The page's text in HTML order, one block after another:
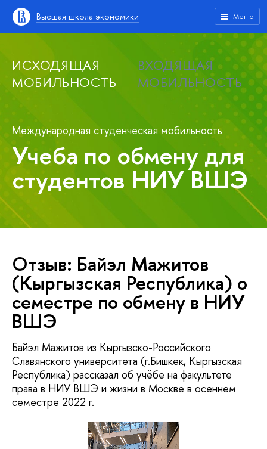
Высшая школа экономики Меню
ИСХОДЯЩАЯ
МОБИЛЬНОСТЬ
ВХОДЯЩАЯ
МОБИЛЬНОСТЬ
Международная студенческая мобильность
Учеба по обмену для
студентов НИУ ВШЭ
Отзыв: Байэл Мажитов
(Кыргызская Республика) о
семестре по обмену в НИУ
ВШЭ
Байэл Мажитов из Кыргызско-Российского
Славянского университета (г.Бишкек, Кыргызская
Республика) рассказал об учёбе на факультете
права в НИУ ВШЭ и жизни в Москве в осеннем
семестре 2022 г.